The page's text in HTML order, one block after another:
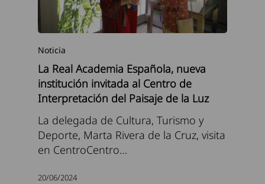
Noticia
La Real Academia Española, nueva
institución invitada al Centro de
Interpretación del Paisaje de la Luz
La delegada de Cultura, Turismo y
Deporte, Marta Rivera de la Cruz, visita
en CentroCentro…
20/06/2024